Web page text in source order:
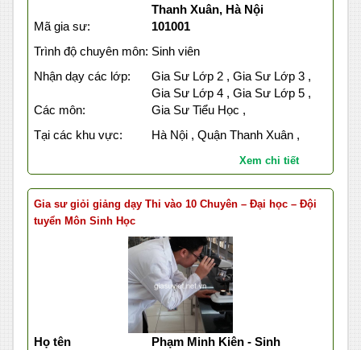
Thanh Xuân, Hà Nội
Mã gia sư:
101001
Trình độ chuyên môn: Sinh viên
Nhận dạy các lớp:
Gia Sư Lớp 2 , Gia Sư Lớp 3 ,
Gia Sư Lớp 4 , Gia Sư Lớp 5 ,
Các môn:
Gia Sư Tiểu Học ,
Tại các khu vực:
Hà Nội , Quận Thanh Xuân ,
Xem chi tiết
Gia sư giỏi giảng dạy Thi vào 10 Chuyên – Đại học – Đội
tuyển Môn Sinh Học
Họ tên
Phạm Minh Kiên - Sinh